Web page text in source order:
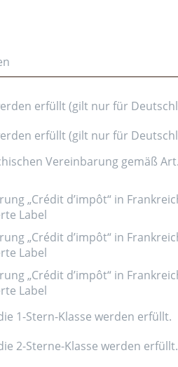
erfüllt (gilt nur für
erfüllt (gilt nur für
Vereinbarung gemäß
„Crédit d’impôt“ in
Label
„Crédit d’impôt“ in
Label
„Crédit d’impôt“ in
Label
1-Stern-Klasse werden erfüllt.
2-Sterne-Klasse werden erfüllt.